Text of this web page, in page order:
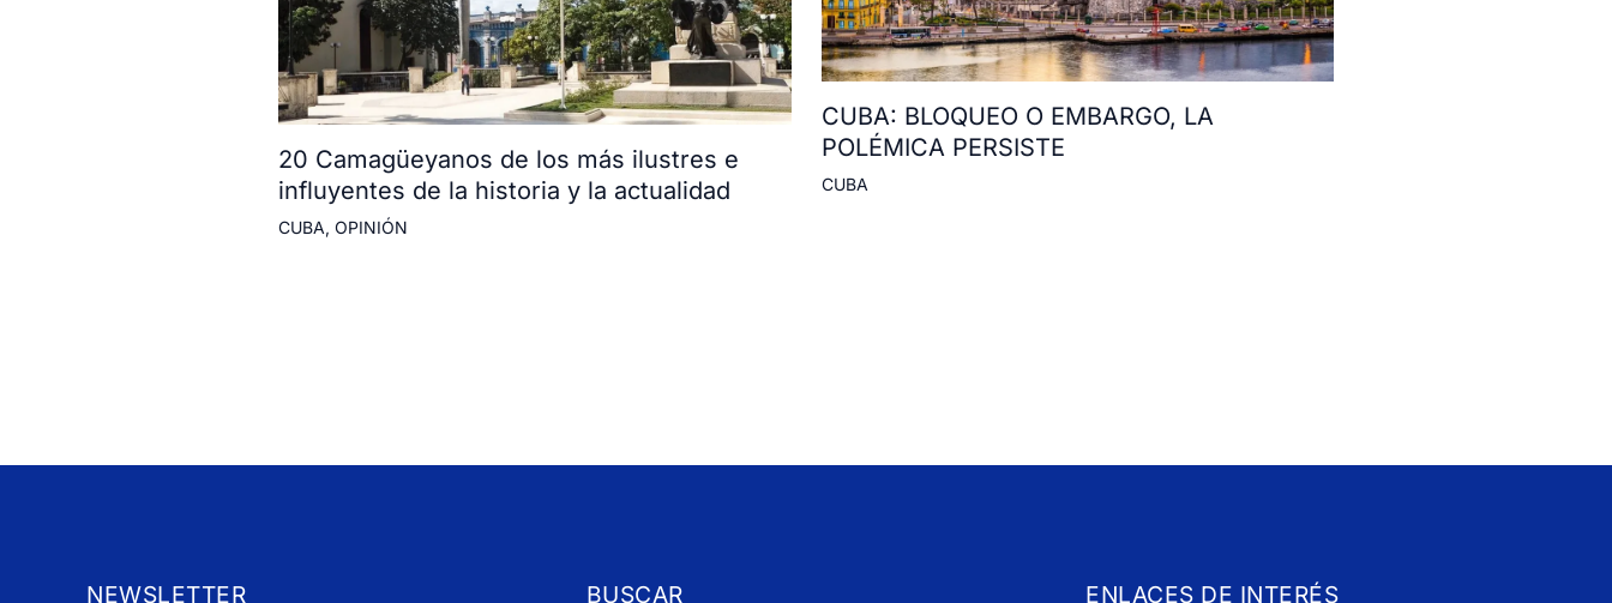
20 Camagüeyanos de los más ilustres e
influyentes de la historia y la actualidad
CUBA, OPINIÓN
CUBA: BLOQUEO O EMBARGO, LA
POLÉMICA PERSISTE
CUBA
NEWSLETTER BUSCAR ENLACES DE INTERÉS